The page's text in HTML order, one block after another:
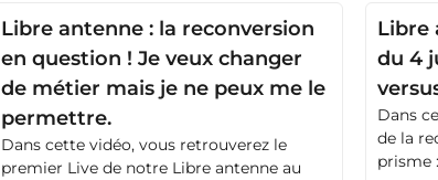
Libre antenne : la reconversion
en question ! Je veux changer
de métier mais je ne peux me le
permettre.
Dans cette vidéo, vous retrouverez le
premier Live de notre Libre antenne au
Libre
du 4
Dans
de la
prisme